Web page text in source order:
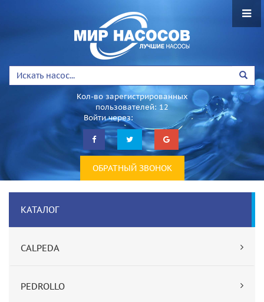
Кол-во зарегистрированных
пользователей: 12
Войти через:
ОБРАТНЫЙ ЗВОНОК
КАТАЛОГ
CALPEDA
PEDROLLO